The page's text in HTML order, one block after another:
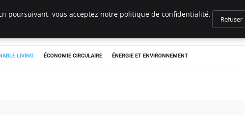
LIVING ÉCONOMIE CIRCULAIRE ÉNERGIE ET ENVIRONNEMENT
poursuivant, vous acceptez notre politique de confidentialité.
Refuser